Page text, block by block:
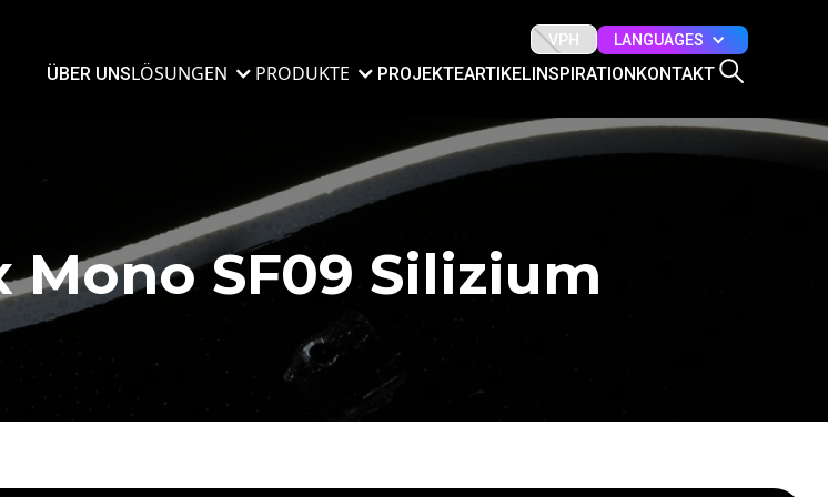
VPH LANGUAGES
ÜBER UNSLÖSUNGEN PRODUKTE PROJEKTEARTIKELINSPIRATIONKONTAKT
Mono SF09 Silizium